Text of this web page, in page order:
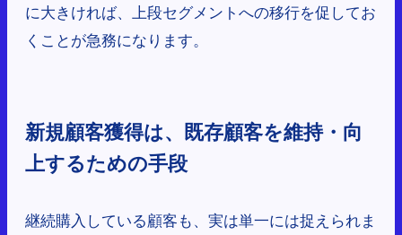
に大きければ、上段セグメントへの移行を促してお
くことが急務になります。
新規顧客獲得は、既存顧客を維持・向
上するための手段
継続購入している顧客も、実は単一には捉えられま